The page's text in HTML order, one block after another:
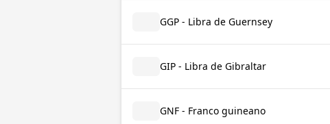
GGP - Libra de Guernsey
GIP - Libra de Gibraltar
GNF - Franco guineano